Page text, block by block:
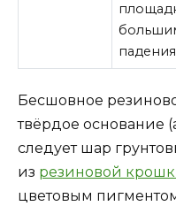
Бесшовное
твёрдое основание
следует шар
из резиновой
цветовым